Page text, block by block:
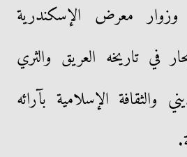
وزوار معرض الإسكندرية
في تاريخه العريق والثري
والثقافة الإسلامية بآرائه